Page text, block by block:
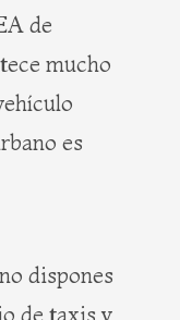
de
mucho
es
dispones
de taxis y